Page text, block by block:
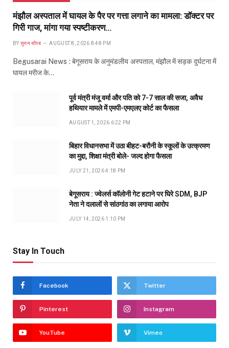
मंझौल अस्पताल में घायल के पैर पर गत्ता लगाने का मामला: डॉक्टर पर
गिरी गाज, मांगा गया स्पष्टीकरण…
BY सुमन सौरब AUGUST 8, 2026 8:48 PM
Begusarai News : बेगूसराय के अनुमंडलीय अस्पताल, मंझौल में सड़क दुर्घटना में
घायल मरीज के…
पूर्व मंत्री मंजू वर्मा और पति को 7-7 साल की सजा, अवैध
हथियार मामले में एमपी-एमएलए कोर्ट का फैसला
AUGUST 1, 2026 6:22 PM
बिहार विधानसभा में उठा बीहट-बरौनी के स्कूलों के उत्क्रमण
का मुद्दा, शिक्षा मंत्री बोले- जल्द होगा फैसला
JULY 21, 2026 4:18 PM
बेगूसराय : ज्वेलर्स कॉलोनी गेट हटाने पर घिरे SDM, BJP
नेता ने दलालों से सांठगांठ का लगाया आरोप
JULY 14, 2026 1:10 PM
Stay In Touch
Facebook Twitter
Pinterest Instagram
YouTube Vimeo